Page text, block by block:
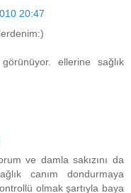
20:47
ellerine sağlık
ve damla sakızını da
canım dondurmaya
olmak şartıyla baya